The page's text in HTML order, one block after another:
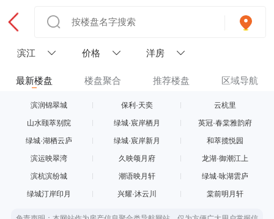
滨江 价格 洋房
最新楼盘 楼盘聚合 推荐楼盘 区域导航
滨润锦翠城 保利·天奕 云杭里
山水颐萃别院 绿城·宸岸栖月 英冠·春棠雅韵府
绿城·湖栖云庐 绿城·宸岸新月 和萃揽悦园
滨运映翠湾 久映颂月府 龙湖·御潮江上
滨杭滨纷城 潮语映月轩 绿城·咏湖雲庐
绿城汀岸印月 兴耀·沐云川 棠前明月轩